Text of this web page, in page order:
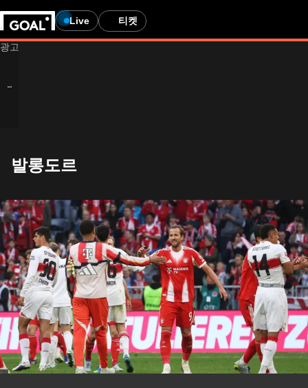
Live 티켓
발롱도르